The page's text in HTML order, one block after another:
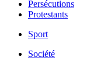
Persécutions
Protestants
Sport
Société